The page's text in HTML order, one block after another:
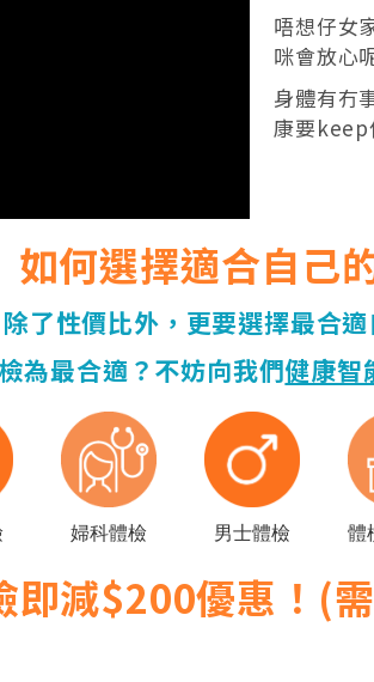
唔想仔女
咪會放心
身體有冇
康要keep
如何選擇適合自己
除了性價比外，更要選擇最合適
為最合適？不妨向我們健康智
婦科體檢 男士體檢 體
即減$200優惠！(